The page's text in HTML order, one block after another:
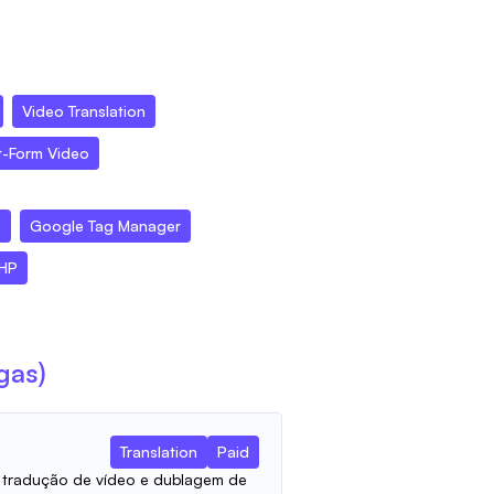
Video Translation
Form Video
Google Tag Manager
Translation
Paid
de vídeo e dublagem de